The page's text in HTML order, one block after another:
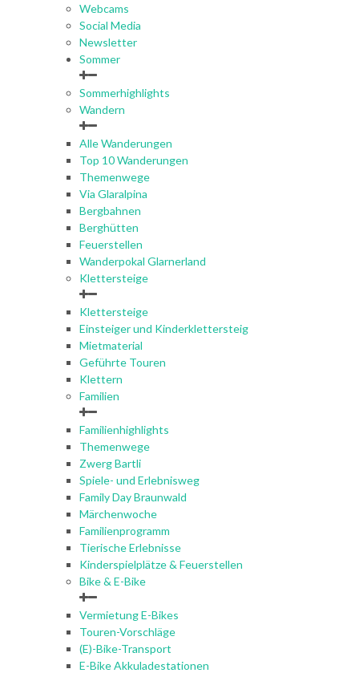
Webcams
Social Media
Newsletter
Sommer
Sommerhighlights
Wandern
Alle Wanderungen
Top 10 Wanderungen
Themenwege
Via Glaralpina
Bergbahnen
Berghütten
Feuerstellen
Wanderpokal Glarnerland
Klettersteige
Klettersteige
Einsteiger und Kinderklettersteig
Mietmaterial
Geführte Touren
Klettern
Familien
Familienhighlights
Themenwege
Zwerg Bartli
Spiele- und Erlebnisweg
Family Day Braunwald
Märchenwoche
Familienprogramm
Tierische Erlebnisse
Kinderspielplätze & Feuerstellen
Bike & E-Bike
Vermietung E-Bikes
Touren-Vorschläge
(E)-Bike-Transport
E-Bike Akkuladestationen